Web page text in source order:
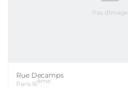
Pas d'image
Rue Decamps
Paris16ème